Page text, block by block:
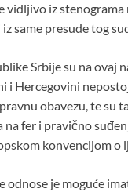
vidljivo iz stenograma
same presude tog
Srbije su na ovaj
i Hercegovini
obavezu, te su
na fer i pravično
konvencijom o
odnose je moguće